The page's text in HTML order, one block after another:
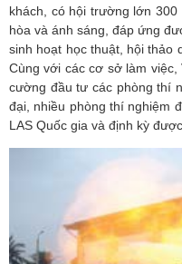
khách, có hội trường lớn
hòa và ánh sáng, đáp ứng
sinh hoạt học thuật, hội thảo
Cùng với các cơ sở làm việc,
cường đầu tư các phòng thí
đại, nhiều phòng thí nghiệm
LAS Quốc gia và định kỳ